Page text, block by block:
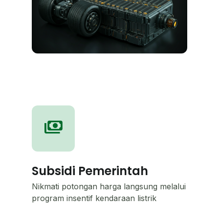
payments
Subsidi Pemerintah
Nikmati potongan harga langsung melalui
program insentif kendaraan listrik